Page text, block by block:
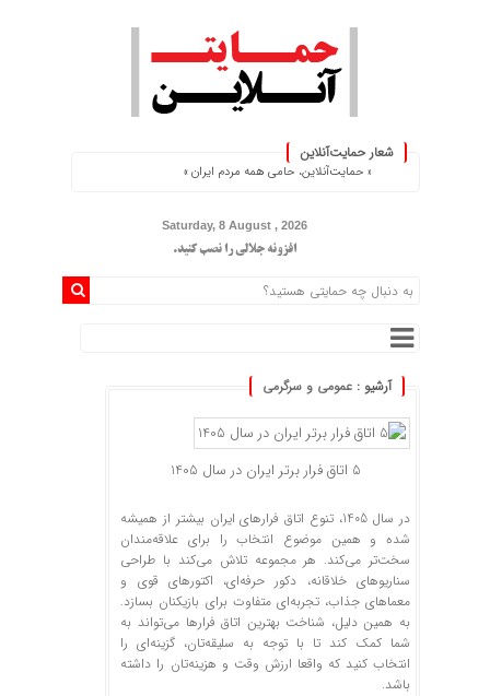
شعار حمایت‌آنلاین
« حمایت‌آنلاین، حامی همه مردم ایران »
Saturday, 8 August , 2026
افزونه جلالی را نصب کنید.
آرشیو : عمومی و سرگرمی
5 اتاق فرار برتر ایران در سال 1405
در سال 1405، تنوع اتاق فرارهای ایران بیشتر از همیشه
شده و همین موضوع انتخاب را برای علاقه‌مندان
سخت‌تر می‌کند. هر مجموعه تلاش می‌کند با طراحی
سناریوهای خلاقانه، دکور حرفه‌ای، اکتورهای قوی و
معماهای جذاب، تجربه‌ای متفاوت برای بازیکنان بسازد.
به همین دلیل، شناخت بهترین اتاق فرارها می‌تواند به
شما کمک کند تا با توجه به سلیقه‌تان، گزینه‌ای را
انتخاب کنید که واقعا ارزش وقت و هزینه‌تان را داشته
باشد.